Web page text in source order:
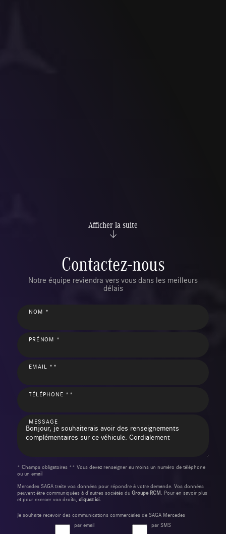
Afficher la suite
Contactez-nous
Notre équipe reviendra vers vous dans les meilleurs
délais
NOM *
PRÉNOM *
EMAIL **
TÉLÉPHONE **
MESSAGE
* Champs obligatoires ** Vous devez renseigner au moins un numéro de téléphone
ou un email
Mercedes SAGA traite vos données pour répondre à votre demande. Vos données
peuvent être communiquées à d’autres sociétés du Groupe RCM. Pour en savoir plus
et pour exercer vos droits, cliquez ici.
Je souhaite recevoir des communications commerciales de SAGA Mercedes
par email
par SMS